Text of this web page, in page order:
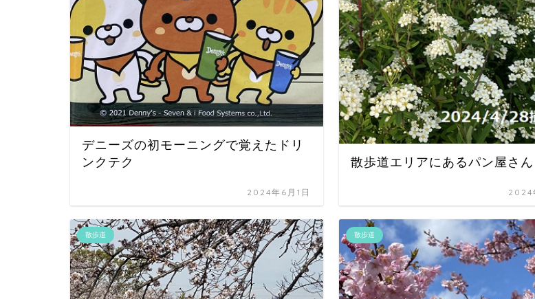
デニーズの初モーニングで覚えたドリ
ンクテク
2024年6月1日
散歩道エリアにあるパン屋さん
2024
散歩道 散歩道